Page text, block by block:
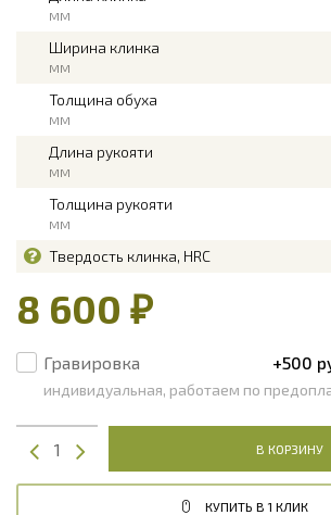
мм
Ширина клинка
мм
Толщина обуха
мм
Длина рукояти
мм
Толщина рукояти
мм
Твердость клинка, HRC
8 600 ₽
Гравировка +500
индивидуальная, работаем по
В КОРЗИНУ
КУПИТЬ В 1 КЛИК